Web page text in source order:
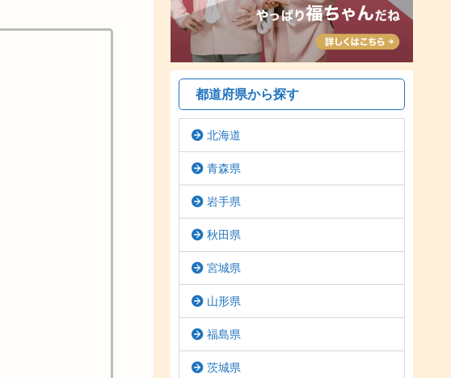
都道府県から探す
北海道
青森県
岩手県
秋田県
宮城県
山形県
福島県
茨城県